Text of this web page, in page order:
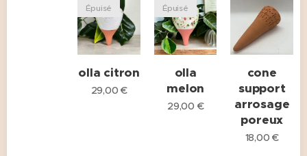
olla citron
Épuisé
29,00 €
olla
melon
Épuisé
29,00 €
cone
support
arrosage
poreux
18,00 €